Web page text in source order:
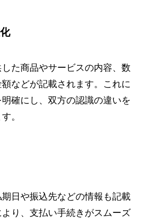
た商品やサービスの内容、数
などが記載されます。これに
確にし、双方の認識の違いを
。
日や振込先などの情報も記載
り、支払い手続きがスムーズ